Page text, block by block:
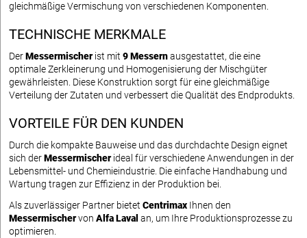
gleichmäßige Vermischung von verschiedenen Komponenten.
TECHNISCHE MERKMALE
DerMessermischerist mit 9 Messernausgestattet, die eine
optimale Zerkleinerung und Homogenisierung der Mischgüter
gewährleisten. Diese Konstruktion sorgt für eine gleichmäßige
Verteilung der Zutaten und verbessert die Qualität des Endprodukts.
VORTEILE FÜR DEN KUNDEN
Durch die kompakte Bauweise und das durchdachte Design eignet
sich derMessermischerideal für verschiedene Anwendungen in der
Lebensmittel- und Chemieindustrie. Die einfache Handhabung und
Wartung tragen zur Effizienz in der Produktion bei.
Als zuverlässiger Partner bietet Centrimax Ihnen den
Messermischervon Alfa Laval an, um Ihre Produktionsprozesse zu
optimieren.